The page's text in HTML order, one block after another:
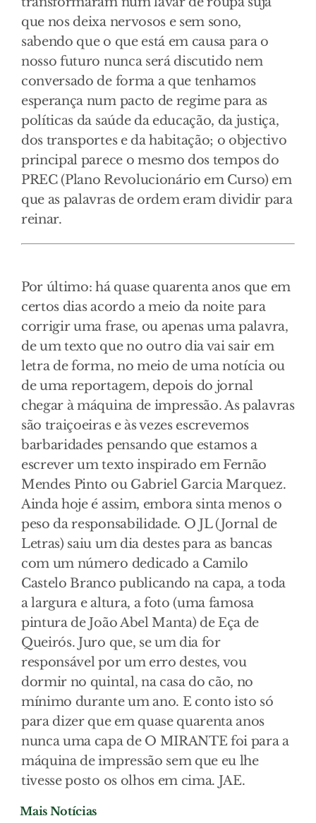
que nos deixa nervosos e sem sono,
sabendo que o que está em causa para o
nosso futuro nunca será discutido nem
conversado de forma a que tenhamos
esperança num pacto de regime para as
políticas da saúde da educação, da justiça,
dos transportes e da habitação; o objectivo
principal parece o mesmo dos tempos do
PREC (Plano Revolucionário em Curso) em
que as palavras de ordem eram dividir para
reinar.
Por último: há quase quarenta anos que em
certos dias acordo a meio da noite para
corrigir uma frase, ou apenas uma palavra,
de um texto que no outro dia vai sair em
letra de forma, no meio de uma notícia ou
de uma reportagem, depois do jornal
chegar à máquina de impressão. As palavras
são traiçoeiras e às vezes escrevemos
barbaridades pensando que estamos a
escrever um texto inspirado em Fernão
Mendes Pinto ou Gabriel Garcia Marquez.
Ainda hoje é assim, embora sinta menos o
peso da responsabilidade. O JL (Jornal de
Letras) saiu um dia destes para as bancas
com um número dedicado a Camilo
Castelo Branco publicando na capa, a toda
a largura e altura, a foto (uma famosa
pintura de João Abel Manta) de Eça de
Queirós. Juro que, se um dia for
responsável por um erro destes, vou
dormir no quintal, na casa do cão, no
mínimo durante um ano. E conto isto só
para dizer que em quase quarenta anos
nunca uma capa de O MIRANTE foi para a
máquina de impressão sem que eu lhe
tivesse posto os olhos em cima. JAE.
Mais Notícias